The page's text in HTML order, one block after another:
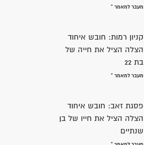
מעבר למאמר »
קניון רמות: חובש איחוד
הצלה הציל את חייה של
בת 22
מעבר למאמר »
פסגת זאב: חובש איחוד
הצלה הציל את חייו של בן
שנתיים